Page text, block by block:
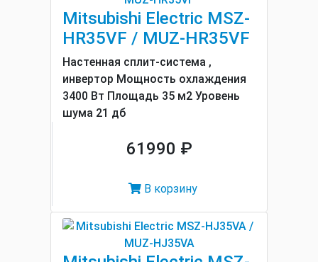
Mitsubishi Electric MSZ-
HR35VF / MUZ-HR35VF
Настенная сплит-система ,
инвертор Мощность охлаждения
3400 Вт Площадь 35 м2 Уровень
шума 21 дб
61990 ₽
В корзину